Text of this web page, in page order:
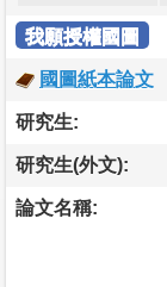
我願授權國圖
國圖紙本論文
研究生:
研究生(外文):
論文名稱: